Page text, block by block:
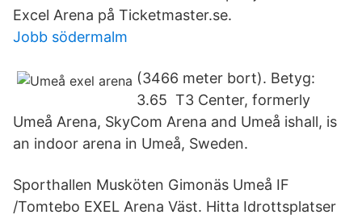
Excel Arena på Ticketmaster.se.
Jobb södermalm
(3466 meter bort). Betyg:
3.65 T3 Center, formerly
Umeå Arena, SkyCom Arena and Umeå ishall, is
an indoor arena in Umeå, Sweden.
Sporthallen Musköten Gimonäs Umeå IF
/Tomtebo EXEL Arena Väst. Hitta Idrottsplatser